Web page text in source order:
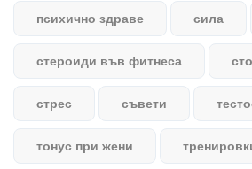
психично здраве сила
стероиди във фитнеса
стрес съвети
тонус при жени